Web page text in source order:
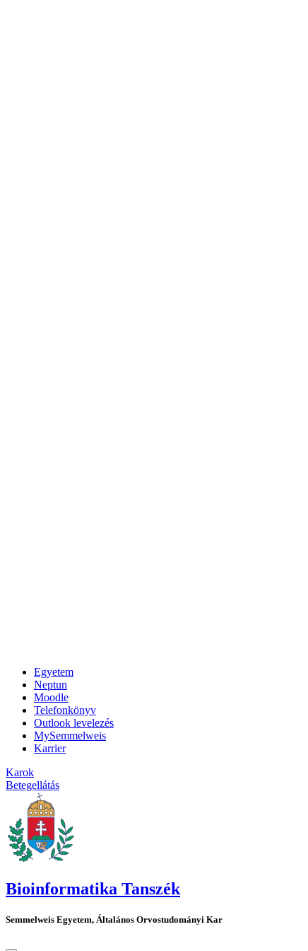
Egyetem
Neptun
Moodle
Telefonkönyv
Outlook levelezés
MySemmelweis
Karrier
Karok
Betegellátás
Bioinformatika Tanszék
Semmelweis Egyetem, Általános Orvostudományi Kar